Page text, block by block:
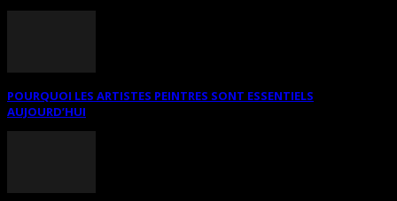
POURQUOI LES ARTISTES PEINTRES SONT ESSENTIELS
AUJOURD’HUI